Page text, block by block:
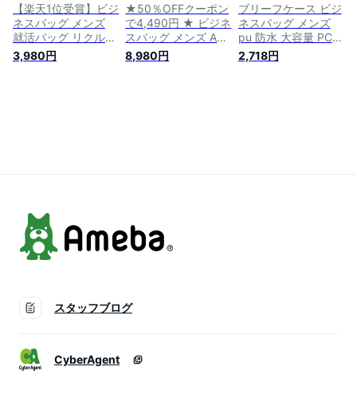
【楽天1位受賞】ビジ
ネスバッグ メンズ
就活バッグ リクルー
トバッグ 軽量 撥水
A4 14型ワイド ノー
3,980円
★50％OFFクーポン
で4,490円 ★ ビジネ
スバッグ メンズ A4
2WAY 対応 大容量 革
15.6インチ PC対応
8,980円
ブリーフケース ビジ
ネスバッグ メンズ
pu 防水 大容量 PC対
応 就活バッグ リク
ルート カバン a4 通
2,718円
スタッフブログ
CyberAgent